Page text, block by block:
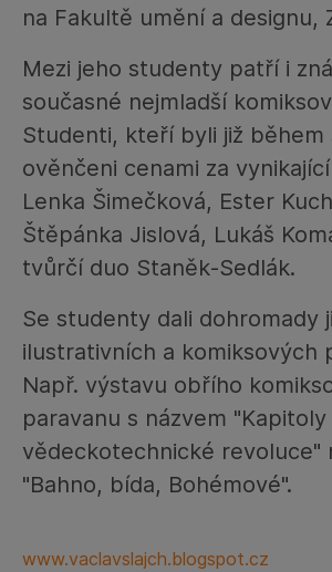
na Fakultě umění a designu,
Mezi jeho studenty patří i
současné nejmladší
Studenti, kteří byli již během
ověnčeni cenami za
Lenka Šimečková, Ester
Štěpánka Jislová, Lukáš
tvůrčí duo Staněk‑Sedlák.
Se studenty dali dohromady
ilustrativních a komiksových
Např. výstavu obřího
paravanu s názvem "Kapitoly
vědeckotechnické revoluce"
"Bahno, bída, Bohémové".
www.vaclavslajch.blogspot.cz